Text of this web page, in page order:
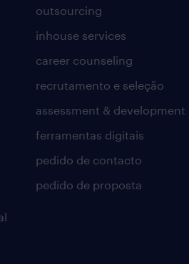
outsourcing
inhouse services
career counseling
recrutamento e seleção
assessment & development
ferramentas digitais
pedido de contacto
pedido de proposta